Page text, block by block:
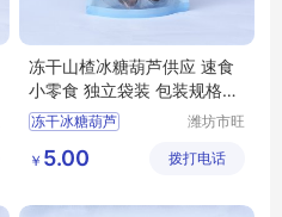
冻干山楂冰糖葫芦供应 速食
小零食 独立袋装 包装规格多
样
冻干冰糖葫芦
冻干山楂冰糖葫芦厂家
冻干冰糖葫芦批发
潍坊市旺
限公司
￥ 5.00 拨打电话